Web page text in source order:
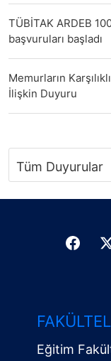
TÜBİTAK ARDEB
başvuruları başladı
Memurların
İlişkin Duyuru
Tüm Duyurular
Eğitim